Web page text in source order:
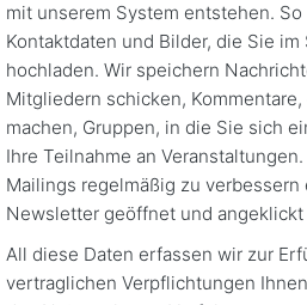
mit unserem System entstehen.
Kontaktdaten und Bilder, die Sie
hochladen. Wir speichern
Mitgliedern schicken,
machen, Gruppen, in die Sie sich
Ihre Teilnahme an
Mailings regelmäßig zu
Newsletter geöffnet und angeklickt
All diese Daten erfassen wir zur
vertraglichen Verpflichtungen